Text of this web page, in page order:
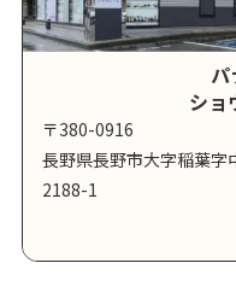
ショ
〒380-0916
長野県長野市大字稲葉字
2188-1